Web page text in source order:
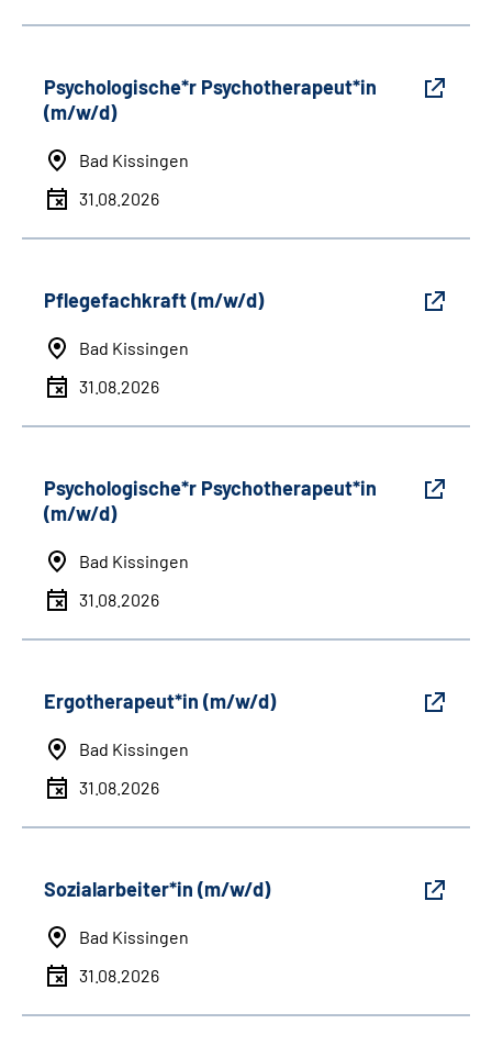
Psychologische*r Psychotherapeut*in
(m/w/d)
Bad Kissingen
31.08.2026
Pflegefachkraft (m/w/d)
Bad Kissingen
31.08.2026
Psychologische*r Psychotherapeut*in
(m/w/d)
Bad Kissingen
31.08.2026
Ergotherapeut*in (m/w/d)
Bad Kissingen
31.08.2026
Sozialarbeiter*in (m/w/d)
Bad Kissingen
31.08.2026